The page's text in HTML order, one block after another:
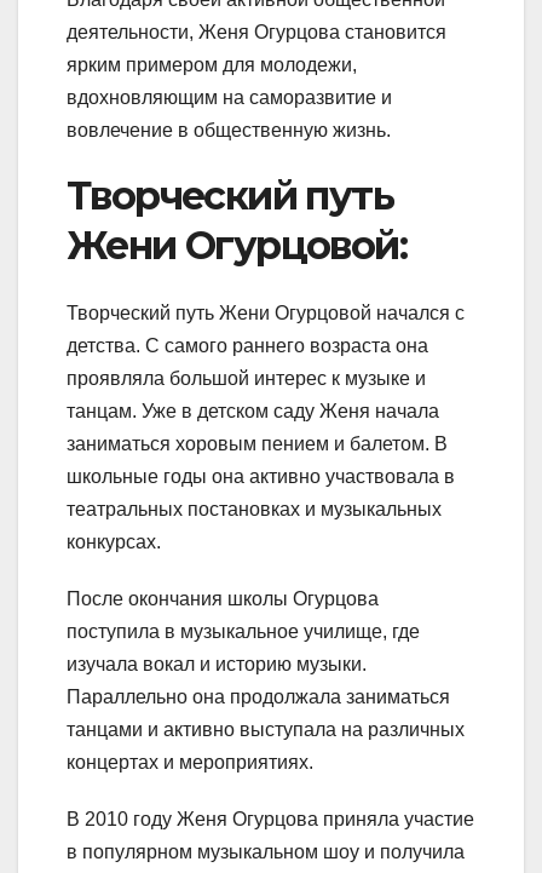
деятельности, Женя Огурцова становится
ярким примером для молодежи,
вдохновляющим на саморазвитие и
вовлечение в общественную жизнь.
Творческий путь
Жени Огурцовой:
Творческий путь Жени Огурцовой начался с
детства. С самого раннего возраста она
проявляла большой интерес к музыке и
танцам. Уже в детском саду Женя начала
заниматься хоровым пением и балетом. В
школьные годы она активно участвовала в
театральных постановках и музыкальных
конкурсах.
После окончания школы Огурцова
поступила в музыкальное училище, где
изучала вокал и историю музыки.
Параллельно она продолжала заниматься
танцами и активно выступала на различных
концертах и мероприятиях.
В 2010 году Женя Огурцова приняла участие
в популярном музыкальном шоу и получила